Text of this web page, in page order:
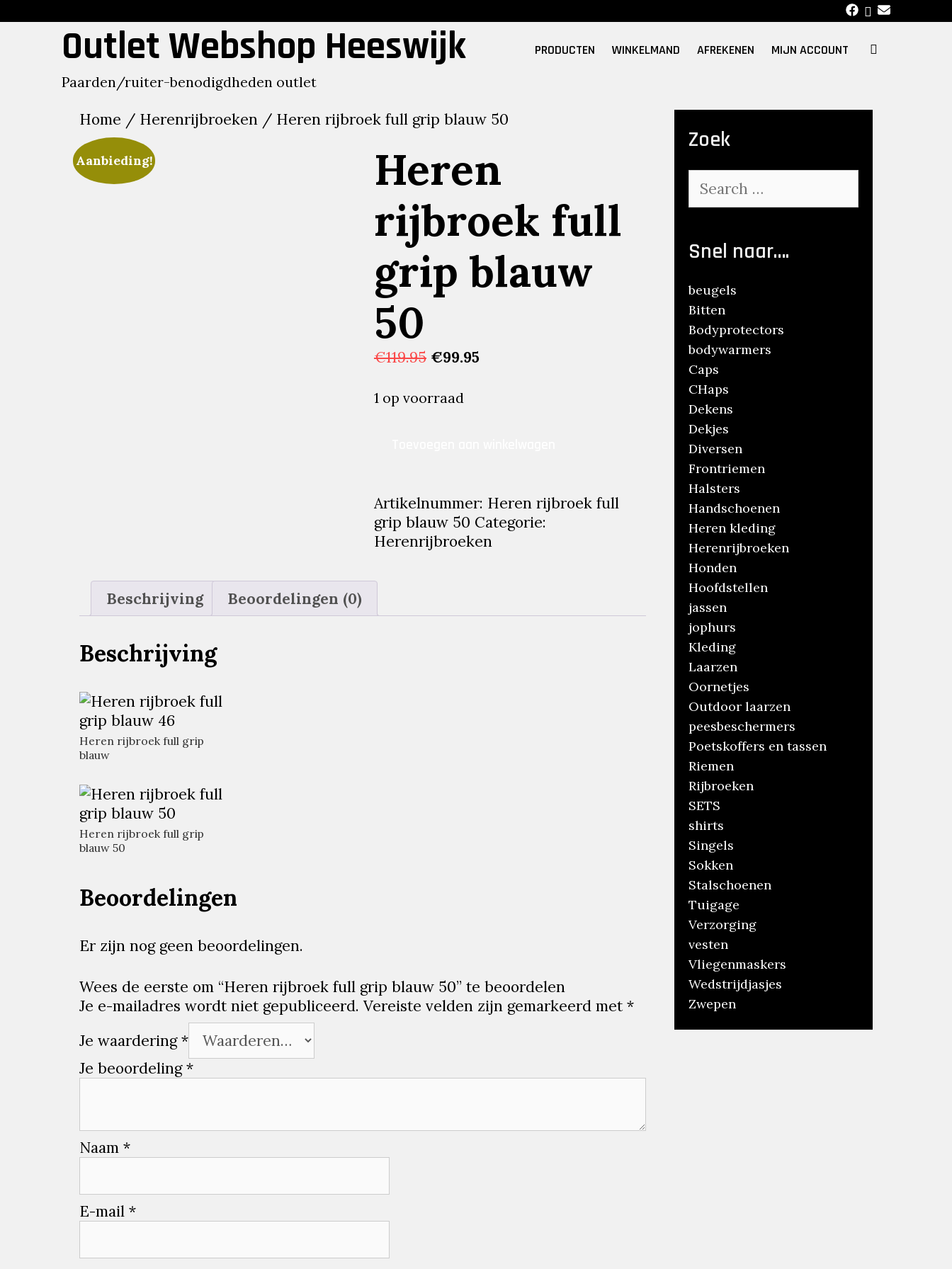
to
Outlet Webshop Heeswijk
Paarden/ruiter-benodigdheden outlet
PRODUCTEN WINKELMAND AFREKENEN MIJN ACCOUNT
Home / Herenrijbroeken / Heren rijbroek full grip blauw 50
Aanbieding!
Heren
rijbroek full
grip blauw
50
€119.95 Oorspronkelijke
was:
€99.95
1 op voorraad
grip
blauw
50
aantal
Artikelnummer: Heren rijbroek full
grip blauw 50 Categorie:
Herenrijbroeken
Beschrijving Beoordelingen (0)
Beschrijving
Heren rijbroek full grip
blauw
Heren rijbroek full grip
blauw 50
Beoordelingen
Er zijn nog geen beoordelingen.
Wees de eerste om “Heren rijbroek full grip blauw 50” te beoordelen
Je e-mailadres wordt niet gepubliceerd. Vereiste velden zijn gemarkeerd met *
Je waardering*
Je beoordeling*
Naam *
E-mail *
Zoek
for:
Snel naar….
beugels
Bitten
Bodyprotectors
bodywarmers
Caps
CHaps
Dekens
Dekjes
Diversen
Frontriemen
Halsters
Handschoenen
Heren kleding
Herenrijbroeken
Honden
Hoofdstellen
jassen
jophurs
Kleding
Laarzen
Oornetjes
Outdoor laarzen
peesbeschermers
Poetskoffers en tassen
Riemen
Rijbroeken
SETS
shirts
Singels
Sokken
Stalschoenen
Tuigage
Verzorging
vesten
Vliegenmaskers
Wedstrijdjasjes
Zwepen